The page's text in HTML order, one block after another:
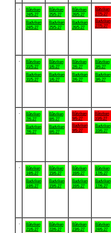
Båtviken
24/5-27
Badviken
24/5-27
Båtviken
25/5-27
Badviken
25/5-27
Båtviken
26/5-27
Badviken
26/5-27
Båtviken
27/5-27
Badviken
27/5-27
Båtviken
31/5-27
Badviken
31/5-27
Båtviken
1/6-27
Badviken
1/6-27
Båtviken
2/6-27
Badviken
2/6-27
Båtviken
3/6-27
Badviken
3/6-27
Båtviken
7/6-27
Badviken
7/6-27
Båtviken
8/6-27
Badviken
8/6-27
Båtviken
9/6-27
Badviken
9/6-27
Båtviken
10/6-27
Badviken
10/6-27
Båtviken
14/6-27
Badviken
14/6-27
Båtviken
15/6-27
Badviken
15/6-27
Båtviken
16/6-27
Badviken
16/6-27
Båtviken
17/6-27
Badviken
17/6-27
Båtviken
21/6-27
Båtviken
22/6-27
Båtviken
23/6-27
Båtviken
24/6-27